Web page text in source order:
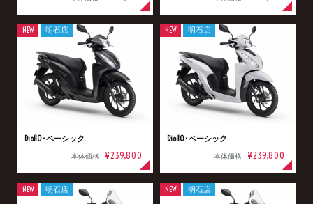
Dio110･ベーシック
本体価格 ¥239,800
NEW 明石店
Dio110･ベーシック
本体価格 ¥239,800
NEW 明石店
NEW 明石店 NEW 明石店